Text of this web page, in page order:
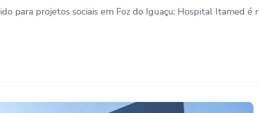
para projetos sociais em Foz do Iguaçu; Hospital Itamed é